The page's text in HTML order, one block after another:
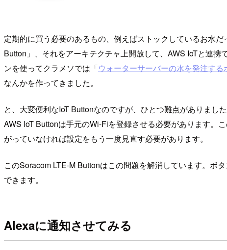
定期的に買う必要のあるもの、例えばストックしているお水
Button」、それをアーキテクチャ上開放して、AWS IoTと連
ンを使ってクラメソでは「ウォーターサーバーの水を発注する
なんかを作ってきました。
と、大変便利なIoT Buttonなのですが、ひとつ難点がありまし
AWS IoT Buttonは手元のWi-Fiを登録させる必要があります。
がっていなければ設定をもう一度見直す必要があります。
このSoracom LTE-M Buttonはこの問題を解消しています。ボ
できます。
Alexaに通知させてみる